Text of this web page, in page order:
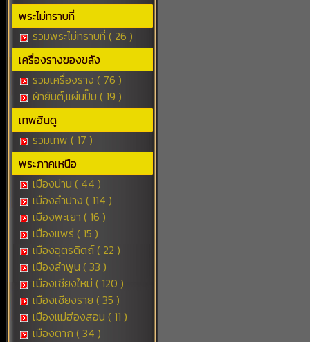
พระไม่ทราบที่
รวมพระไม่ทราบที่ ( 26 )
เครื่องรางของขลัง
รวมเครื่องราง ( 76 )
ผ้ายันต์,แผ่นปั๊ม ( 19 )
เทพฮินดู
รวมเทพ ( 17 )
พระภาคเหนือ
เมืองน่าน ( 44 )
เมืองลำปาง ( 114 )
เมืองพะเยา ( 16 )
เมืองแพร่ ( 15 )
เมืองอุตรดิตถ์ ( 22 )
เมืองลำพูน ( 33 )
เมืองเชียงใหม่ ( 120 )
เมืองเชียงราย ( 35 )
เมืองแม่ฮ่องสอน ( 11 )
เมืองตาก ( 34 )